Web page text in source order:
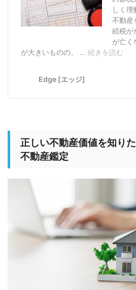
正しい不動産価値を知り
不動産鑑定